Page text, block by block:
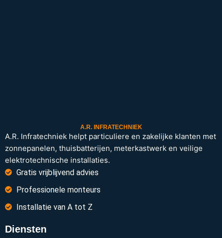
A.R. INFRATECHNIEK
A.R. Infratechniek helpt particuliere en zakelijke klanten met
zonnepanelen, thuisbatterijen, meterkastwerk en veilige
elektrotechnische installaties.
Gratis vrijblijvend advies
Professionele monteurs
Installatie van A tot Z
Diensten